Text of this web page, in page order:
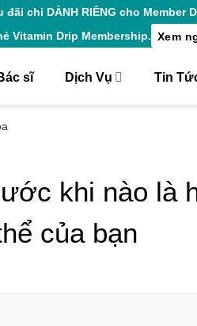
chỉ DÀNH RIÊNG cho Member
Vitamin Drip Membership. Xem
sĩ Dịch Vụ Tin Tức
khi nào là
của bạn